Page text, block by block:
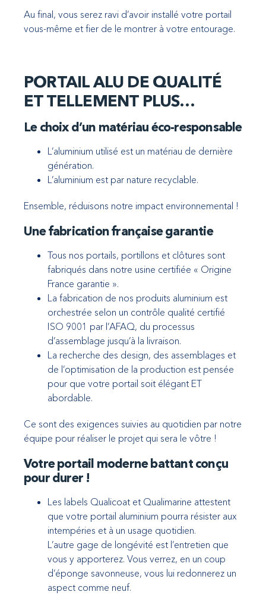
Au final, vous serez ravi d’avoir installé votre portail
vous-même et fier de le montrer à votre entourage.
PORTAIL ALU DE QUALITÉ
ET TELLEMENT PLUS…
Le choix d’un matériau éco-responsable
L’aluminium utilisé est un matériau de dernière
génération.
L’aluminium est par nature recyclable.
Ensemble, réduisons notre impact environnemental !
Une fabrication française garantie
Tous nos portails, portillons et clôtures sont
fabriqués dans notre usine certifiée « Origine
France garantie ».
La fabrication de nos produits aluminium est
orchestrée selon un contrôle qualité certifié
ISO 9001 par l’AFAQ, du processus
d’assemblage jusqu’à la livraison.
La recherche des design, des assemblages et
de l’optimisation de la production est pensée
pour que votre portail soit élégant ET
abordable.
Ce sont des exigences suivies au quotidien par notre
équipe pour réaliser le projet qui sera le vôtre !
Votre portail moderne battant conçu
pour durer !
Les labels Qualicoat et Qualimarine attestent
que votre portail aluminium pourra résister aux
intempéries et à un usage quotidien.
L’autre gage de longévité est l’entretien que
vous y apporterez. Vous verrez, en un coup
d’éponge savonneuse, vous lui redonnerez un
aspect comme neuf.